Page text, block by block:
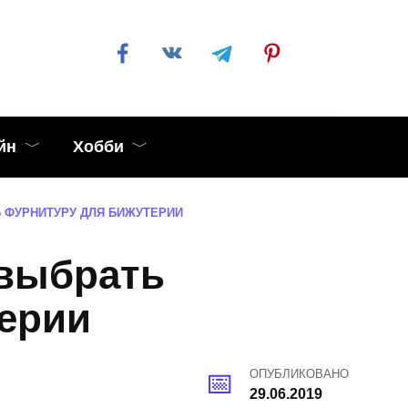
Хобби
ДЛЯ БИЖУТЕРИИ
ОПУБЛИКОВАНО
29.06.2019